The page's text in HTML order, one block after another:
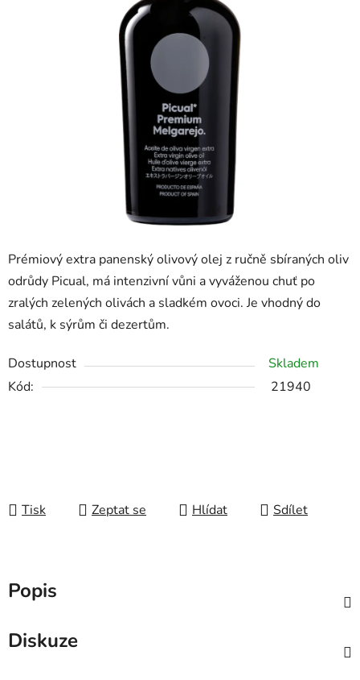
Prémiový extra panenský olivový olej z ručně sbíraných oliv
odrůdy Picual, má intenzivní vůni a vyváženou chuť po
zralých zelených olivách a sladkém ovoci. Je vhodný do
salátů, k sýrům či dezertům.
Dostupnost
Skladem
Kód:
21940
Tisk Zeptat se Hlídat Sdílet
Popis
Diskuze